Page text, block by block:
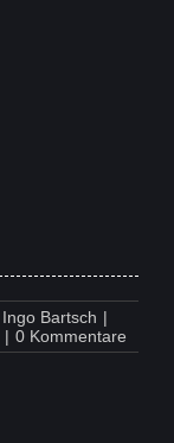
Ingo Bartsch |
| 0 Kommentareon
Viply